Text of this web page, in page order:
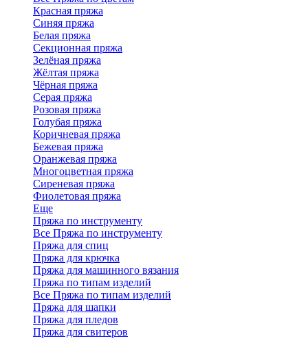
Красная пряжа
Синяя пряжа
Белая пряжа
Секционная пряжа
Зелёная пряжа
Жёлтая пряжа
Чёрная пряжа
Серая пряжа
Розовая пряжа
Голубая пряжа
Коричневая пряжа
Бежевая пряжа
Оранжевая пряжа
Многоцветная пряжа
Сиреневая пряжа
Фиолетовая пряжа
Еще
Пряжа по инструменту
Все Пряжа по инструменту
Пряжа для спиц
Пряжа для крючка
Пряжа для машинного вязания
Пряжа по типам изделий
Все Пряжа по типам изделий
Пряжа для шапки
Пряжа для пледов
Пряжа для свитеров